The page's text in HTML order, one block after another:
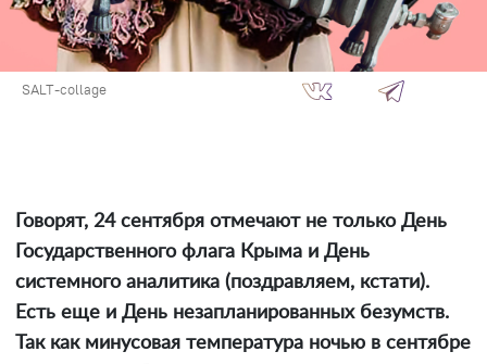
SALT-collage
Говорят, 24 сентября отмечают не только День
Государственного флага Крыма и День
системного аналитика (поздравляем, кстати).
Есть еще и День незапланированных безумств.
Так как минусовая температура ночью в сентябре